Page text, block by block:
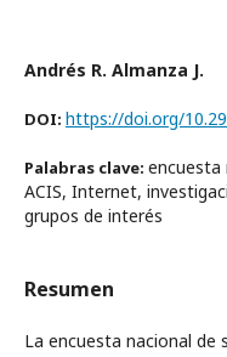
Andrés R. Almanza J.
DOI: https://doi.org/
Palabras clave: encuesta
ACIS, Internet,
grupos de interés
Resumen
La encuesta nacional de